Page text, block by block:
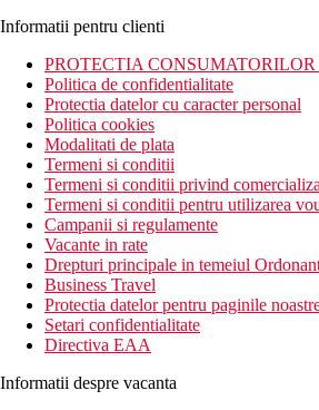
Informatii pentru clienti
PROTECTIA CONSUMATORILOR
Politica de confidentialitate
Protectia datelor cu caracter personal
Politica cookies
Modalitati de plata
Termeni si conditii
Termeni si conditii privind
Termeni si conditii pentru utilizarea
Campanii si regulamente
Vacante in rate
Drepturi principale in temeiul
Business Travel
Protectia datelor pentru paginile
Setari confidentialitate
Directiva EAA
Informatii despre vacanta